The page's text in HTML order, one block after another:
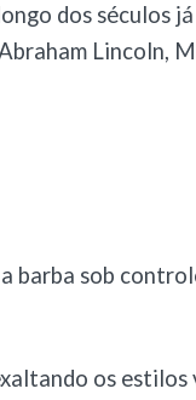
dos séculos
Lincoln,
barba sob
os estilos